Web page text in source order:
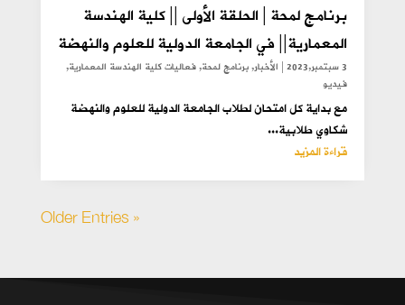
برنامج لمحة | الحلقة الأولى || كلية الهندسة
المعمارية|| في الجامعة الدولية للعلوم والنهضة
3 سبتمبر,2023 | الأخبار,برنامج لمحة,فعاليات كلية الهندسة المعمارية,
فيديو
مع بداية كل امتحان لطلاب الجامعة الدولية للعلوم والنهضة
شكاوي طلابية...
قراءة المزيد
« Older Entries